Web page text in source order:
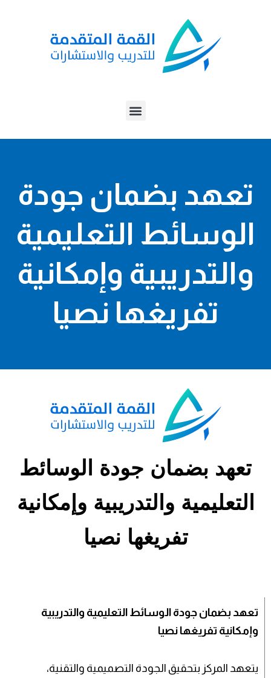
Menu
تعهد بضمان جودة
الوسائط التعليمية
والتدريبية وإمكانية
تفريغها نصيا
تعهد بضمان جودة الوسائط
التعليمية والتدريبية وإمكانية
تفريغها نصيا
تعهد بضمان جودة الوسائط التعليمية والتدريبية
وإمكانية تفريغها نصيا
يتعهد المركز بتحقيق الجودة التصميمية والتقنية،